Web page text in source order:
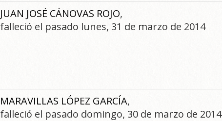
JUAN JOSÉ CÁNOVAS ROJO,
falleció el pasado lunes, 31 de marzo de 2014
MARAVILLAS LÓPEZ GARCÍA,
falleció el pasado domingo, 30 de marzo de 2014